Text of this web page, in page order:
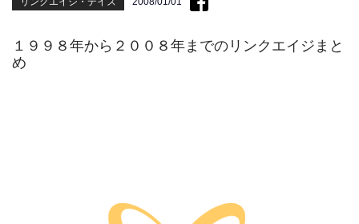
１９９８年から２００８年までのリンクエイジまと
め